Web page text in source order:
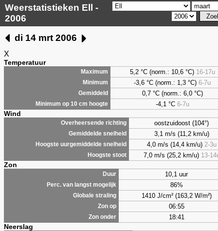
Weerstatistieken Ell -
2006
di 14 mrt 2006
X
Temperatuur
Maximum 5,2°C (norm.: 10,6 °C) 16-17u
Minimum -3,6 °C (norm.: 1,3 °C) 6-7u
Gemiddeld 0,7°C (norm.: 6,0 °C)
Minimum op 10 cm hoogte -4,1 °C 6-7u
Wind
Overheersende richting oostzuidoost (104°)
Gemiddelde snelheid 3,1 m/s (11,2 km/u)
Hoogste uurgemiddelde snelheid 4,0 m/s (14,4 km/u) 2-3u
Hoogste stoot 7,0 m/s (25,2 km/u) 13-
Zon
Duur 10,1 uur
Perc. van langst mogelijk 86%
Globale straling 1410 J/cm² (163,2 W/m²)
Zon op 06:55
Zon onder 18:41
Neerslag